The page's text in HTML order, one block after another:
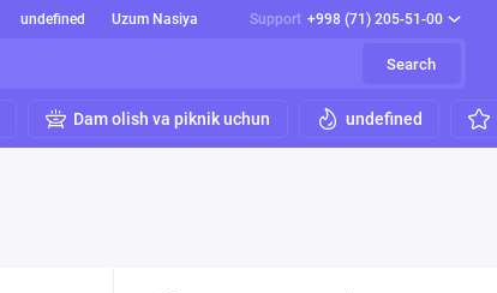
undefined Uzum Nasiya Support +998 (71) 205-51-00
Search
Dam olish va piknik uchun undefined